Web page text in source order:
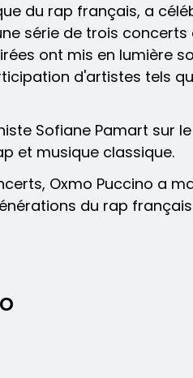
du rap français, a
série de trois concerts
ont mis en lumière
d'artistes tels
Sofiane Pamart sur
et musique classique.
Oxmo Puccino a
du rap